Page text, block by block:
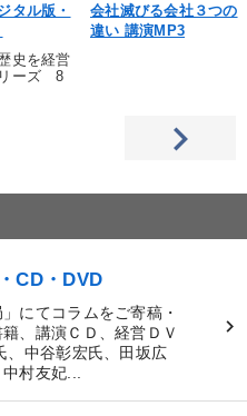
タル版・
史を経営
ーズ 8
会社滅びる会社３つの
違い 講演MP3
CD・DVD
にてコラムをご寄稿・
、講演ＣＤ、経営ＤＶ
、中谷彰宏氏、田坂広
村友妃...